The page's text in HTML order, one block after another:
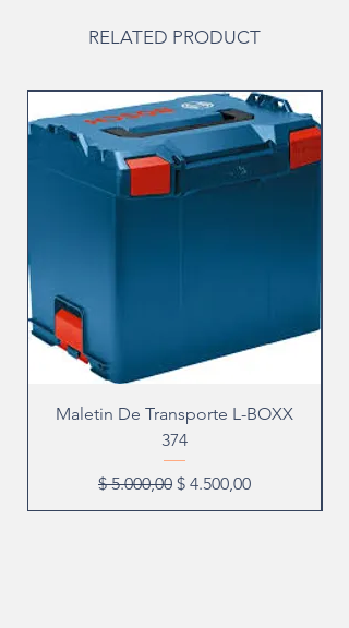
RELATED PRODUCT
Maletin De Transporte L-BOXX
374
Precio
$ 5.000,00 Precio de oferta
$ 4.500,00